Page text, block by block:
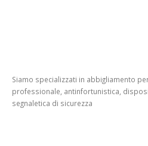
Siamo specializzati in abbigliamento
professionale, antinfortunistica,
segnaletica di sicurezza